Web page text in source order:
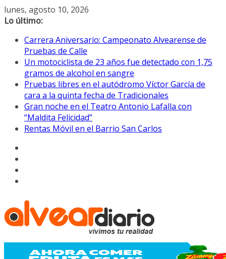
Saltar
al
lunes, agosto 10, 2026
Lo último:
Carrera Aniversario: Campeonato Alvearense de
Pruebas de Calle
Un motociclista de 23 años fue detectado con 1,75
gramos de alcohol en sangre
Pruebas libres en el autódromo Víctor García de
cara a la quinta fecha de Tradicionales
Gran noche en el Teatro Antonio Lafalla con
“Maldita Felicidad”
Rentas Móvil en el Barrio San Carlos